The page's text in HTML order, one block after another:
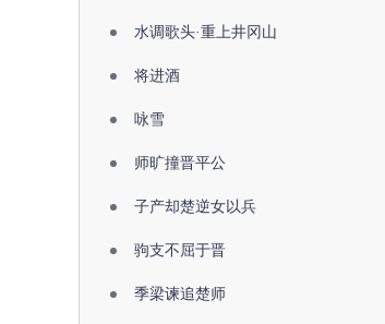
水调歌头·重上井冈山
将进酒
咏雪
师旷撞晋平公
子产却楚逆女以兵
驹支不屈于晋
季梁谏追楚师